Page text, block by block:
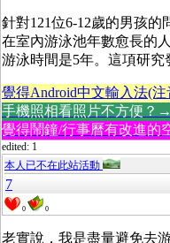
針對121位6-12歲的男孩的
在室內游泳池年數愈長的
游泳時間是5年。這項研究
覺得Android中文輸入法(
手機照相看照片不方便？→
覺得鬧鐘/行事曆有改進
edited: 1
本人已不在此站活動
7
0 0
老實說，我是盡量避免去